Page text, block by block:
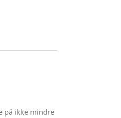
på ikke mindre